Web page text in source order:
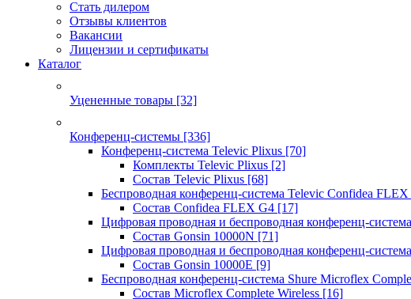
Стать дилером
Отзывы клиентов
Вакансии
Лицензии и сертификаты
Каталог
Уцененные товары [32]
Конференц-системы [336]
Конференц-система Televic Plixus [70]
Комплекты Televic Plixus [2]
Состав Televic Plixus [68]
Беспроводная конференц-система Televic Confidea
Состав Confidea FLEX G4 [17]
Цифровая проводная и беспроводная конференц-
Состав Gonsin 10000N [71]
Цифровая проводная и беспроводная конференц-
Состав Gonsin 10000E [9]
Беспроводная конференц-система Shure Microflex
Состав Microflex Complete Wireless [16]